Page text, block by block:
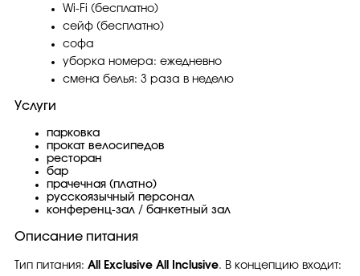
Wi-Fi (бесплатно)
сейф (бесплатно)
софа
уборка номера: ежедневно
смена белья: 3 раза в неделю
Услуги
парковка
прокат велосипедов
ресторан
бар
прачечная (платно)
русскоязычный персонал
конференц-зал / банкетный зал
Описание питания
Тип питания: All Exclusive All Inclusive. В концепцию входит: